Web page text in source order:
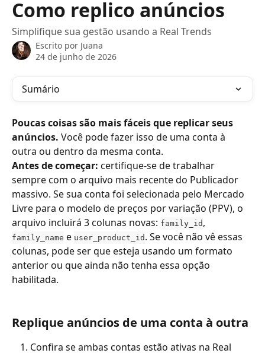
Como replico anúncios
Simplifique sua gestão usando a Real Trends
Escrito por Juana
24 de junho de 2026
Sumário
Poucas coisas são mais fáceis que replicar seus
anúncios. Você pode fazer isso de uma conta à
outra ou dentro da mesma conta.
Antes de começar: certifique-se de trabalhar
sempre com o arquivo mais recente do Publicador
massivo. Se sua conta foi selecionada pelo Mercado
Livre para o modelo de preços por variação (PPV), o
arquivo incluirá 3 colunas novas: family_id ,
family_name e user_product_id . Se você não vê essas
colunas, pode ser que esteja usando um formato
anterior ou que ainda não tenha essa opção
habilitada.
Replique anúncios de uma conta à outra
Confira se ambas contas estão ativas na Real